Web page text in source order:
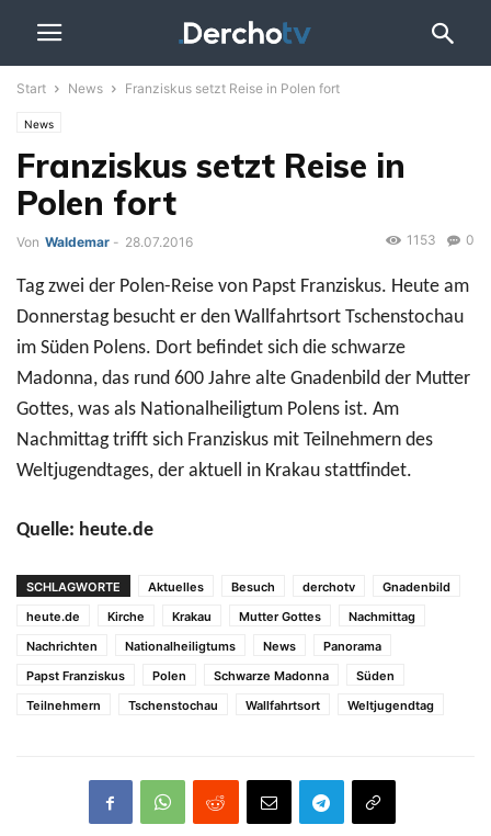
Start News Franziskus setzt Reise in Polen fort
News
Franziskus setzt Reise in
Polen fort
Von Waldemar - 28.07.2016 0
1153
Tag zwei der Polen-Reise von Papst Franziskus. Heute am
Donnerstag besucht er den Wallfahrtsort Tschenstochau
im Süden Polens. Dort befindet sich die schwarze
Madonna, das rund 600 Jahre alte Gnadenbild der Mutter
Gottes, was als Nationalheiligtum Polens ist. Am
Nachmittag trifft sich Franziskus mit Teilnehmern des
Weltjugendtages, der aktuell in Krakau stattfindet.
Quelle: heute.de
SCHLAGWORTE Aktuelles Besuch derchotv
Gnadenbild
heute.de
Kirche Krakau Mutter Gottes
Nachmittag
Nachrichten
Nationalheiligtums News
Panorama
Papst Franziskus
Polen Schwarze Madonna
Süden
Teilnehmern
Tschenstochau Wallfahrtsort Weltjugendtag